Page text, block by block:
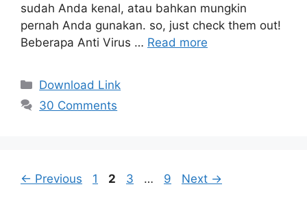
sudah Anda kenal, atau bahkan mungkin
pernah Anda gunakan. so, just check them out!
Beberapa Anti Virus … Read more
Categories
Download Link
30 Comments
← Previous Page
1 Page
2 Page
3 … Page
9 Next →